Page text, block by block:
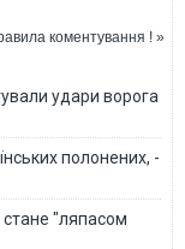
коментування ! »
удари ворога
полонених, -
стане "ляпасом